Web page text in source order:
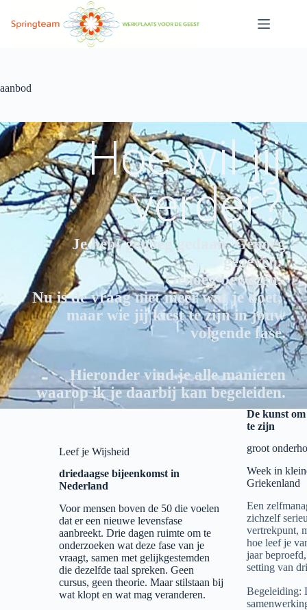
aanbod
Hoe wil jij
verder?
Je hebt genoeg gedaan. Genoeg
gegeven.
Genoeg bewezen.
Nu is de vraag niet meer wat je doet,
maar wie jij kiest te zijn in jouw
volgende fase.
Hieronder vind je alle manieren
waarop ik je daarbij kan begeleiden.
Leef je Wijsheid
driedaagse bijeenkomst in
Nederland
Voor mensen boven de 50 die voelen
dat er een nieuwe levensfase
aanbreekt. Drie dagen ruimte om te
onderzoeken wat deze fase van je
vraagt, samen met gelijkgestemden
die dezelfde taal spreken. Geen
cursus, geen theorie. Maar stilstaan bij
wat klopt en wat mag veranderen.
De kunst
te zijn
groot
Week in
Griekenland
Een
zichzelf
vertrekpunt,
hoe leef je
jaar
setting van
Begeleiding: